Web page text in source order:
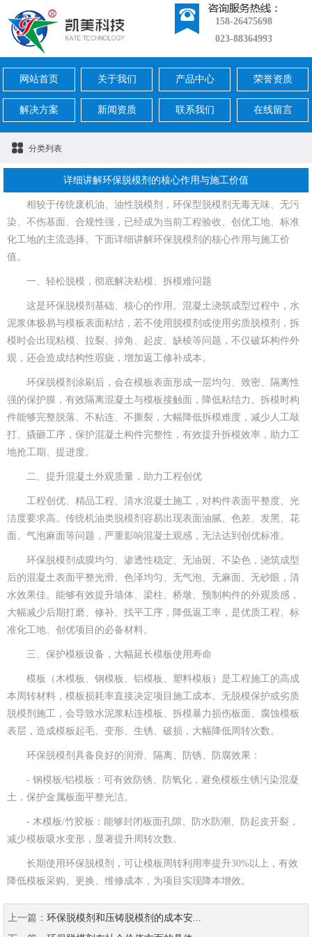
158-26475698
023-88364993
网站首页 关于我们 产品中心 荣誉资质
解决方案 新闻资质 联系我们 在线留言
分类列表
详细讲解环保脱模剂的核心作用与施工价值
相较于传统废机油、油性脱模剂，环保型脱模剂无毒无味、无污
染、不伤基面、合规性强，已经成为当前工程验收、创优工地、标准
化工地的主流选择。下面详细讲解环保脱模剂的核心作用与施工价
值。
一、轻松脱模，彻底解决粘模、拆模难问题
这是环保脱模剂基础、核心的作用。混凝土浇筑成型过程中，水
泥浆体极易与模板表面粘结，若不使用脱模剂或使用劣质脱模剂，拆
模时会出现粘模、拉裂、掉角、起皮、缺棱等问题，不仅破坏构件外
观，还会造成结构性瑕疵，增加返工修补成本。
环保脱模剂涂刷后，会在模板表面形成一层均匀、致密、隔离性
强的保护膜，有效隔离混凝土与模板接触面，降低粘结力。拆模时构
件能够完整脱落、不粘连、不撕裂，大幅降低拆模难度，减少人工敲
打、撬砸工序，保护混凝土构件完整性，有效提升拆模效率，助力工
地抢工期、提进度。
二、提升混凝土外观质量，助力工程创优
工程创优、精品工程、清水混凝土施工，对构件表面平整度、光
洁度要求高。传统机油类脱模剂容易出现表面油腻、色差、发黑、花
面、气泡麻面等问题，严重影响混凝土观感，无法达到创优标准。
环保脱模剂成膜均匀、渗透性稳定、无油斑、不染色，浇筑成型
后的混凝土表面平整光滑、色泽均匀、无气泡、无麻面、无砂眼，清
水效果佳。能够有效提升墙体、梁柱、桥墩、预制构件的外观质感，
大幅减少后期打磨、修补、找平工序，降低返工率，是优质工程、标
准化工地、创优项目的必备材料。
三、保护模板设备，大幅延长模板使用寿命
模板（木模板、钢模板、铝模板、塑料模板）是工程施工的高成
本周转材料，模板损耗率直接决定项目施工成本。无脱模保护或劣质
脱模剂施工，会导致水泥浆粘连模板、拆模暴力损伤板面、腐蚀模板
表层，造成模板起毛、变形、生锈、破损，大幅降低周转次数。
环保脱模剂具备良好的润滑、隔离、防锈、防腐效果：
- 钢模板/铝模板：可有效防锈、防氧化，避免模板生锈污染混凝
土，保护金属板面平整光洁。
- 木模板/竹胶板：能够封闭板面孔隙、防水防潮、防起皮开裂，
减少模板吸水变形，显著提升周转次数。
长期使用环保脱模剂，可让模板周转利用率提升30%以上，有效
降低模板采购、更换、维修成本，为项目实现降本增效。
上一篇： 环保脱模剂和压铸脱模剂的成本安...